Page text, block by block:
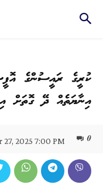
ކުރީގެ ރައީސުންގެ
އިނާޔަތެއް ދޭ ގޮތަށް
27, 2025 7:00 PM 0